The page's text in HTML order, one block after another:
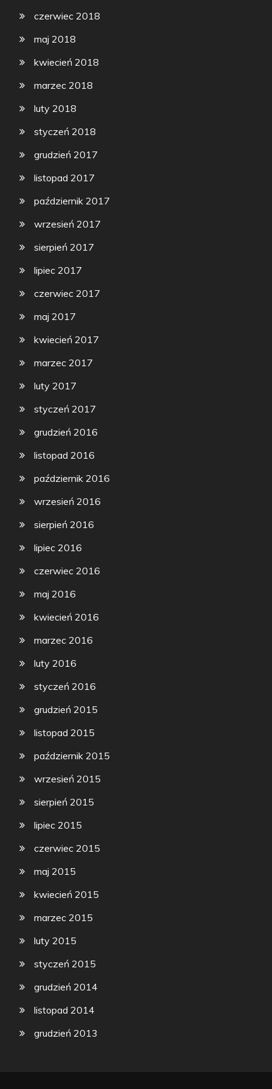
czerwiec 2018
maj 2018
kwiecień 2018
marzec 2018
luty 2018
styczeń 2018
grudzień 2017
listopad 2017
październik 2017
wrzesień 2017
sierpień 2017
lipiec 2017
czerwiec 2017
maj 2017
kwiecień 2017
marzec 2017
luty 2017
styczeń 2017
grudzień 2016
listopad 2016
październik 2016
wrzesień 2016
sierpień 2016
lipiec 2016
czerwiec 2016
maj 2016
kwiecień 2016
marzec 2016
luty 2016
styczeń 2016
grudzień 2015
listopad 2015
październik 2015
wrzesień 2015
sierpień 2015
lipiec 2015
czerwiec 2015
maj 2015
kwiecień 2015
marzec 2015
luty 2015
styczeń 2015
grudzień 2014
listopad 2014
grudzień 2013